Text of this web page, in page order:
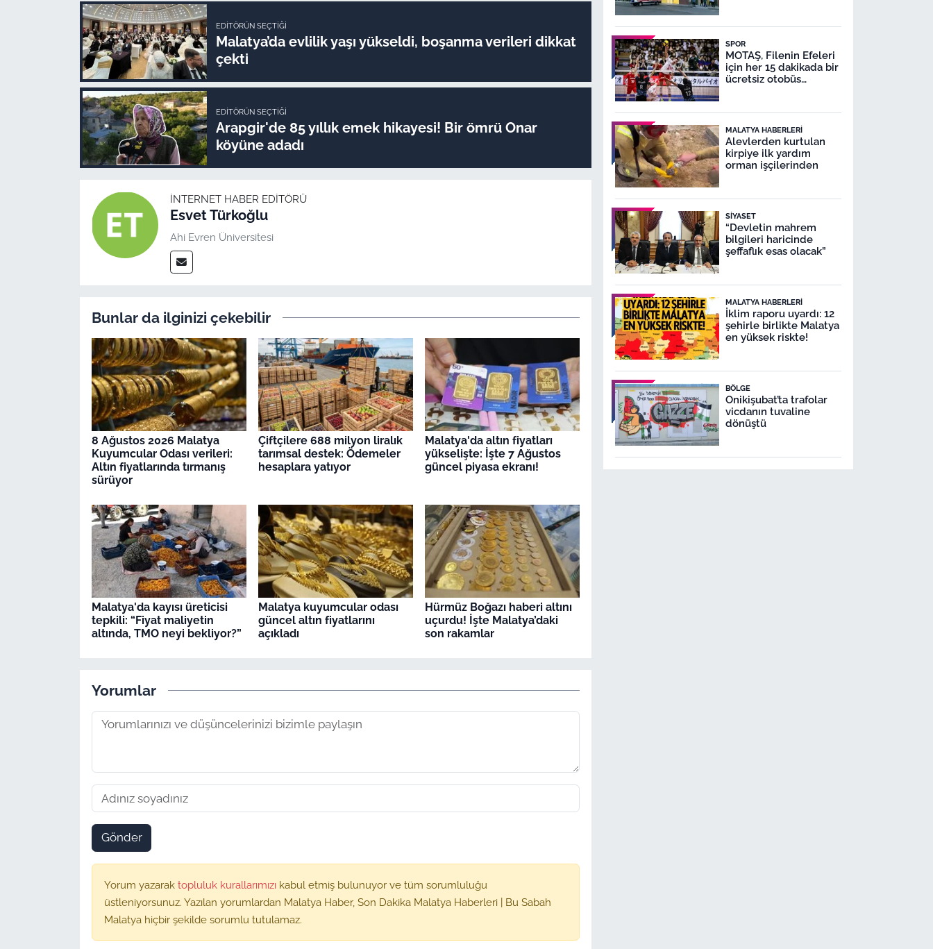
EDITÖRÜN SEÇTIĞI
Malatya’da evlilik yaşı yükseldi, boşanma verileri dikkat
çekti
EDITÖRÜN SEÇTIĞI
Arapgir'de 85 yıllık emek hikayesi! Bir ömrü Onar
köyüne adadı
İNTERNET HABER EDITÖRÜ
Esvet Türkoğlu
Ahi Evren Üniversitesi
Bunlar da ilginizi çekebilir
8 Ağustos 2026 Malatya
Kuyumcular Odası verileri:
Altın fiyatlarında tırmanış
sürüyor
Çiftçilere 688 milyon liralık
tarımsal destek: Ödemeler
hesaplara yatıyor
Malatya'da altın fiyatları
yükselişte: İşte 7 Ağustos
güncel piyasa ekranı!
Malatya'da kayısı üreticisi
tepkili: “Fiyat maliyetin
altında, TMO neyi bekliyor?”
Malatya kuyumcular odası
güncel altın fiyatlarını
açıkladı
Hürmüz Boğazı haberi altını
uçurdu! İşte Malatya’daki
son rakamlar
Yorumlar
Gönder
Yorum yazarak topluluk kurallarımızı kabul etmiş bulunuyor ve tüm sorumluluğu
üstleniyorsunuz. Yazılan yorumlardan Malatya Haber, Son Dakika Malatya Haberleri | Bu Sabah
Malatya hiçbir şekilde sorumlu tutulamaz.
SPOR
MOTAŞ, Filenin Efeleri
için her 15 dakikada bir
ücretsiz otobüs
MALATYA HABERLERI
Alevlerden kurtulan
kirpiye ilk yardım
orman işçilerinden
SIYASET
“Devletin mahrem
bilgileri haricinde
şeffaflık esas olacak”
MALATYA HABERLERI
İklim raporu uyardı: 12
şehirle birlikte Malatya
en yüksek riskte!
BÖLGE
Onikişubat’ta trafolar
vicdanın tuvaline
dönüştü